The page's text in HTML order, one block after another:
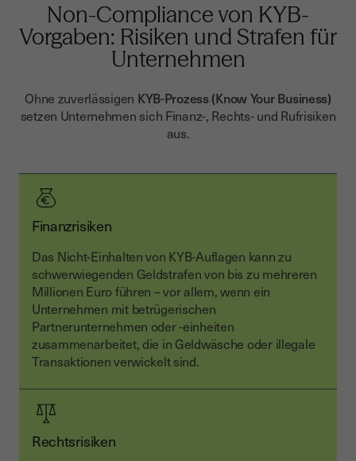
Non-Compliance von KYB-
Vorgaben: Risiken und Strafen für
Unternehmen
Ohne zuverlässigen KYB-Prozess (Know Your Business)
setzen Unternehmen sich Finanz-, Rechts- und Rufrisiken
aus.
Finanzrisiken
Das Nicht-Einhalten von KYB-Auflagen kann zu
schwerwiegenden Geldstrafen von bis zu mehreren
Millionen Euro führen – vor allem, wenn ein
Unternehmen mit betrügerischen
Partnerunternehmen oder -einheiten
zusammenarbeitet, die in Geldwäsche oder illegale
Transaktionen verwickelt sind.
Rechtsrisiken